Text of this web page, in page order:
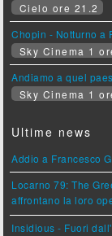
Cielo ore 21.2
Chopin - Notturno a
Sky Cinema 1
Andiamo a quel
Sky Cinema 1
Ultime news
Addio a Francesco
Locarno 79: The
affrontano la loro
Insidious - Fuori